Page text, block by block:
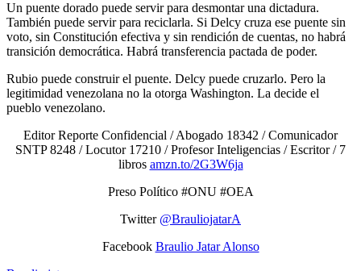
Un puente dorado puede servir para desmontar una dictadura.
También puede servir para reciclarla. Si Delcy cruza ese puente sin
voto, sin Constitución efectiva y sin rendición de cuentas, no habrá
transición democrática. Habrá transferencia pactada de poder.
Rubio puede construir el puente. Delcy puede cruzarlo. Pero la
legitimidad venezolana no la otorga Washington. La decide el
pueblo venezolano.
Editor Reporte Confidencial / Abogado 18342 / Comunicador
SNTP 8248 / Locutor 17210 / Profesor Inteligencias / Escritor / 7
libros amzn.to/2G3W6ja
Preso Político #ONU #OEA
Twitter @BrauliojatarA
Facebook Braulio Jatar Alonso